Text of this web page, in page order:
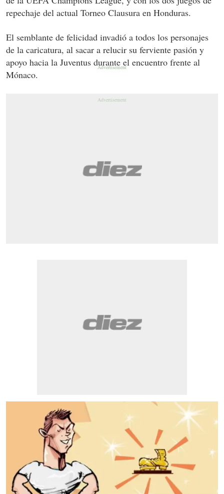
repechaje del actual Torneo Clausura en Honduras.
El semblante de felicidad invadió a todos los personajes
de la caricatura, al sacar a relucir su ferviente pasión y
apoyo hacia la Juventus durante el encuentro frente al
Mónaco.